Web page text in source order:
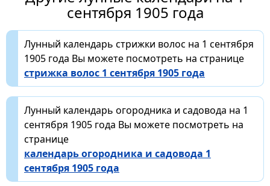
сентября 1905 года
Лунный календарь стрижки волос на 1 сентября
1905 года Вы можете посмотреть на странице
стрижка волос 1 сентября 1905 года
Лунный календарь огородника и садовода на 1
сентября 1905 года Вы можете посмотреть на
странице
календарь огородника и садовода 1
сентября 1905 года